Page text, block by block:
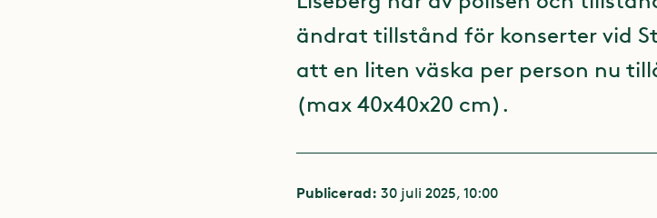
ändrat tillstånd för konserter vid
att en liten väska per person nu
(max 40x40x20 cm).
Publicerad: 30 juli 2025, 10:00